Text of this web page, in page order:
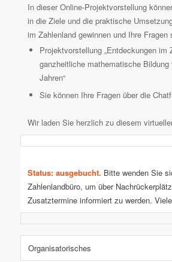
In dieser Online-Projektvorstellung
in die Ziele und die praktische
im Zahlenland gewinnen und Ihre Fragen
Projektvorstellung „Entdeckungen im
ganzheitliche mathematische Bildung
Jahren“
Sie können Ihre Fragen über die
Wir laden Sie herzlich zu diesem
Status: ausgebucht. Bitte wenden Sie
Zahlenlandbüro, um über
Zusatztermine informiert zu werden.
Organisatorisches